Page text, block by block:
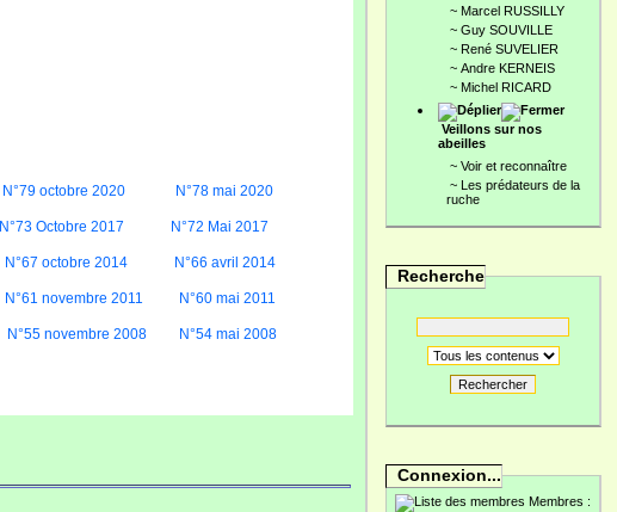
N°79 octobre 2020 N°78 mai 2020
N°73 Octobre 2017 N°72 Mai 2017
N°67 octobre 2014 N°66 avril 2014
N°61 novembre 2011 N°60 mai 2011
N°55 novembre 2008 N°54 mai 2008
~ Marcel RUSSILLY
~ Guy SOUVILLE
~ René SUVELIER
~ Andre KERNEIS
~ Michel RICARD
Veillons sur nos
abeilles
~ Voir et reconnaître
~ Les prédateurs de la
ruche
Recherche
Rechercher
Connexion...
Membres :